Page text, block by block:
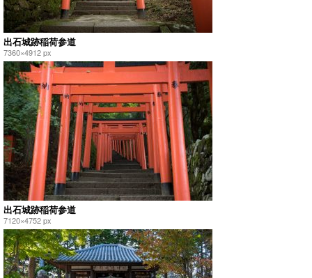
出石城跡稲荷参道
7360×4912 px
出石城跡稲荷参道
7120×4752 px